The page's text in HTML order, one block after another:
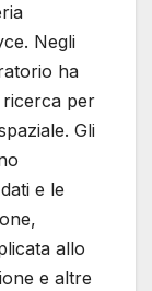
Negli
ha
ricerca per
Gli
e le
allo
e altre